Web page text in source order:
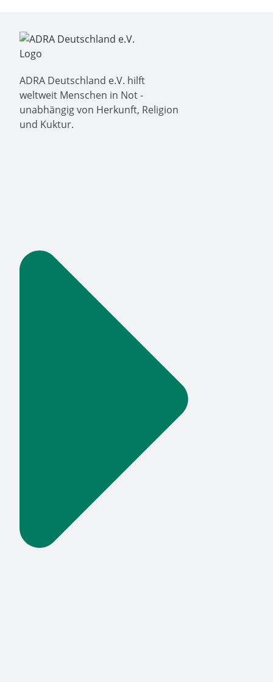
ADRA Deutschland e.V. hilft
weltweit Menschen in Not -
unabhängig von Herkunft, Religion
und Kuktur.